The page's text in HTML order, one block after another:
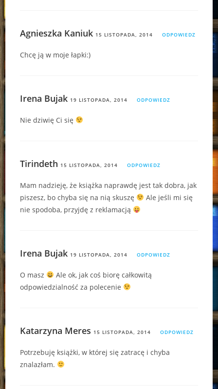
Agnieszka Kaniuk 15 LISTOPADA, 2014 ODPOWIEDZ
Chcę ją w moje łapki:)
Irena Bujak 19 LISTOPADA, 2014 ODPOWIEDZ
Nie dziwię Ci się
Tirindeth 15 LISTOPADA, 2014 ODPOWIEDZ
Mam nadzieję, że książka naprawdę jest tak dobra, jak
piszesz, bo chyba się na nią skuszę
Ale jeśli mi się
nie spodoba, przyjdę z reklamacją
Irena Bujak 19 LISTOPADA, 2014 ODPOWIEDZ
O masz
Ale ok, jak coś biorę całkowitą
odpowiedzialność za polecenie
Katarzyna Meres 15 LISTOPADA, 2014 ODPOWIEDZ
Potrzebuję książki, w której się zatracę i chyba
znalazłam.